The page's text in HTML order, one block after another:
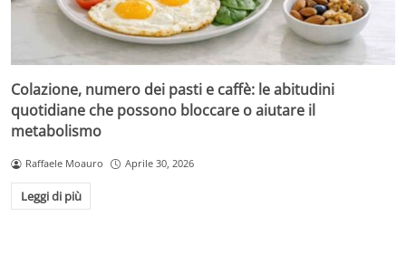
Colazione, numero dei pasti e caffè: le abitudini
quotidiane che possono bloccare o aiutare il
metabolismo
Raffaele Moauro Aprile 30, 2026
Leggi di più